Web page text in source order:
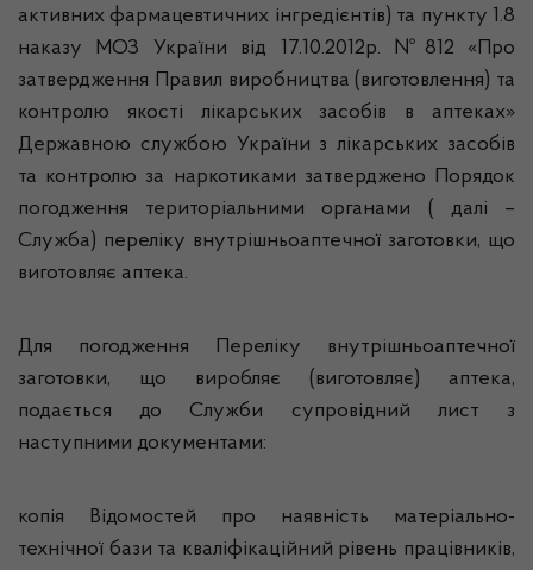
активних фармацевтичних інгредієнтів) та пункту 1.8
наказу МОЗ України від 17.10.2012р. №812 «Про
затвердження Правил виробництва (виготовлення) та
контролю якості лікарських засобів в аптеках»
Державною службою України з лікарських засобів
та контролю за наркотиками затверджено Порядок
погодження територіальними органами ( далі –
Служба) переліку внутрішньоаптечної заготовки, що
виготовляє аптека.
Для погодження Переліку внутрішньоаптечної
заготовки, що виробляє (виготовляє) аптека,
подається до Служби супровідний лист з
наступними документами:
копія Відомостей про наявність матеріально-
технічної бази та кваліфікаційний рівень працівників,